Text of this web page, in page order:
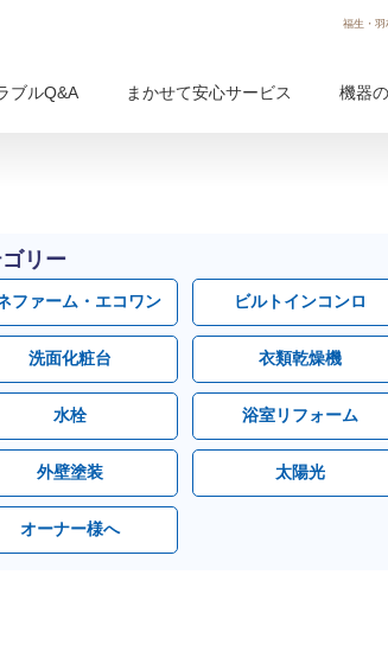
福生・羽
ブルQ&A まかせて安心サービス 機器
リー
ファーム・エコワン ビルトインコンロ
洗面化粧台 衣類乾燥機
水栓 浴室リフォーム
外壁塗装 太陽光
オーナー様へ